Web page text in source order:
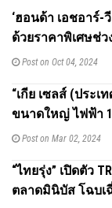
‘ฮอนด้า เอชอาร์-
ด้วยราคาพิเศษช่ว
Post on Oct 04, 2024
“เกีย เซลส์ (ประเ
ขนาดใหญ่ ไฟฟ้า
Post on Mar 02, 2024
“ไทยรุ่ง” เปิดตัว
ตลาดมินิบัส โฉบเ